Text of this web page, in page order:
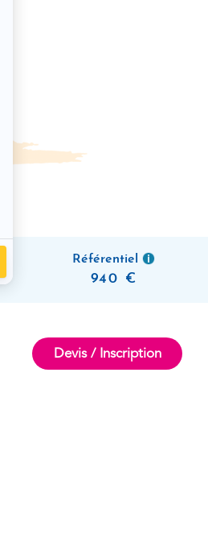
Référentiel
940
Devis / Inscription